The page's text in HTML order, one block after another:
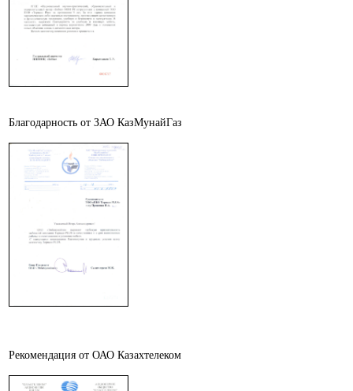
Благодарность от ЗАО КазМунайГаз
Рекомендация от ОАО Казахтелеком